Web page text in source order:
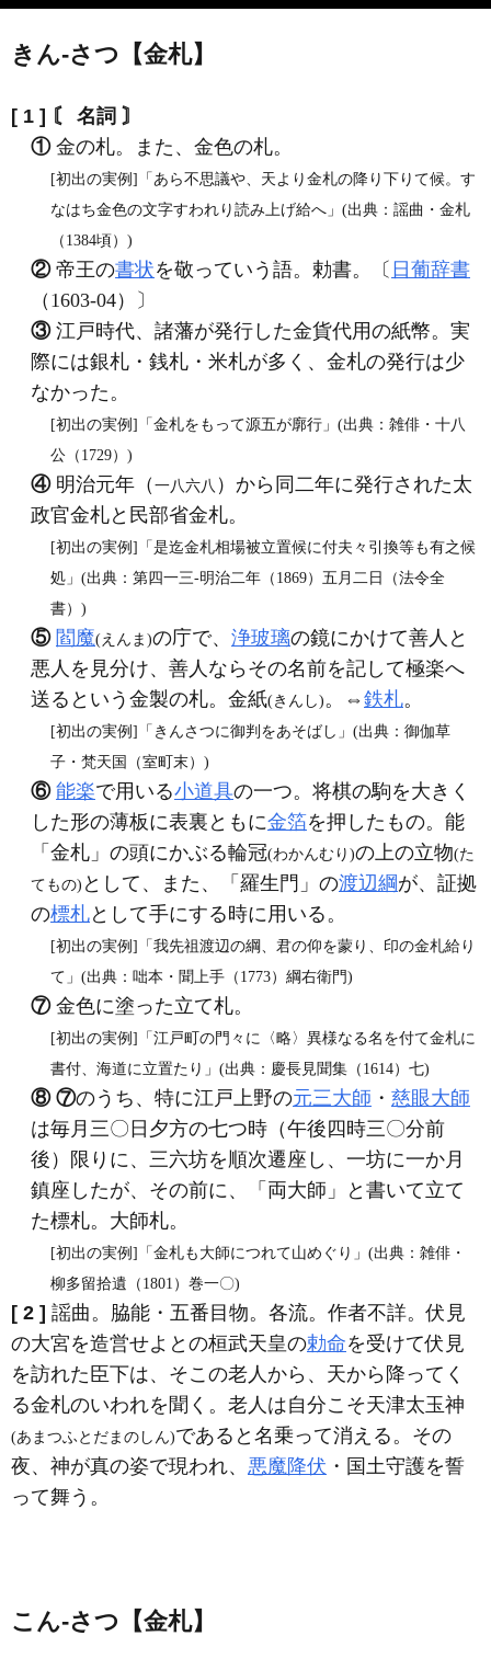
きん‐さつ【金札】
[ 1 ] 〘 名詞 〙
①金の札。また、金色の札。
[初出の実例]「あら不思議や、天より金札の降り下りて候。す
なはち金色の文字すわれり読み上げ給へ」(出典：謡曲・金札
（1384頃）)
②帝王の書状を敬っていう語。勅書。〔 日葡辞書
（1603‐04）〕
③江戸時代、諸藩が発行した金貨代用の紙幣。実
際には銀札・銭札・米札が多く、金札の発行は少
なかった。
[初出の実例]「金札をもって源五が廓行」(出典：雑俳・十八
公（1729）)
④明治元年（一八六八 ）から同二年に発行された太
政官金札と民部省金札。
[初出の実例]「是迄金札相場被立置候に付夫々引換等も有之候
処」(出典：第四一三‐明治二年（1869）五月二日（法令全
書）)
⑤ 閻魔(えんま)の庁で、 浄玻璃の鏡にかけて善人と
悪人を見分け、善人ならその名前を記して極楽へ
送るという金製の札。金紙(きんし)。⇔鉄札。
[初出の実例]「きんさつに御判をあそばし」(出典：御伽草
子・梵天国（室町末）)
⑥ 能楽で用いる小道具の一つ。将棋の駒を大きく
した形の薄板に表裏ともに金箔を押したもの。能
「金札」の頭にかぶる輪冠(わかんむり)の上の立物(た
てもの) として、また、「羅生門」の渡辺綱が、証拠
の標札として手にする時に用いる。
[初出の実例]「我先祖渡辺の綱、君の仰を蒙り、印の金札給り
て」(出典：咄本・聞上手（1773）綱右衛門)
⑦金色に塗った立て札。
[初出の実例]「江戸町の門々に〈略〉異様なる名を付て金札に
書付、海道に立置たり」(出典：慶長見聞集（1614）七)
⑧ ⑦のうち、特に江戸上野の元三大師 ・ 慈眼大師
は毎月三〇日夕方の七つ時（午後四時三〇分前
後）限りに、三六坊を順次遷座し、一坊に一か月
鎮座したが、その前に、「両大師」と書いて立て
た標札。大師札。
[初出の実例]「金札も大師につれて山めぐり」(出典：雑俳・
柳多留拾遺（1801）巻一〇)
[ 2 ] 謡曲。脇能・五番目物。各流。作者不詳。伏見
の大宮を造営せよとの桓武天皇の勅命を受けて伏見
を訪れた臣下は、そこの老人から、天から降ってく
る金札のいわれを聞く。老人は自分こそ天津太玉神
(あまつふとだまのしん)であると名乗って消える。その
夜、神が真の姿で現われ、 悪魔降伏 ・国土守護を誓
って舞う。
こん‐さつ【金札】